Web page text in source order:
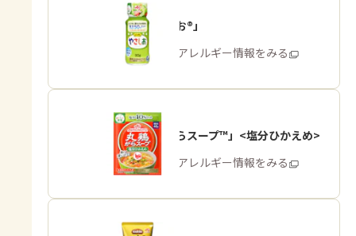
「やさしお®」
商品・アレルギー情報をみる
「丸鶏がらスープ™」<塩分ひかえめ>
商品・アレルギー情報をみる